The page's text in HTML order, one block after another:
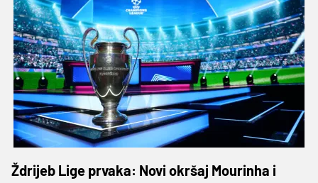
Ždrijeb Lige prvaka: Novi okršaj Mourinha i